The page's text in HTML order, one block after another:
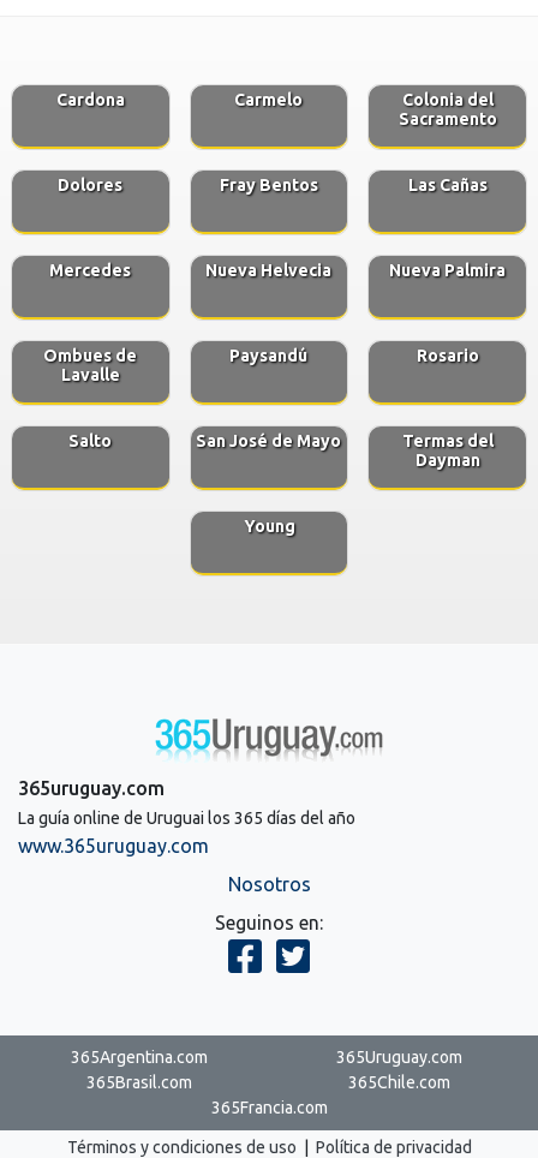
Cardona Carmelo
Colonia del
Sacramento
Dolores Fray Bentos Las Cañas
Mercedes Nueva Helvecia Nueva Palmira
Ombues de
Lavalle
Paysandú Rosario
Salto San José de Mayo
Termas del
Dayman
Young
365uruguay.com
La guía online de Uruguai los 365 días del año
www.365uruguay.com
Nosotros
Seguinos en:
365Argentina.com
365Uruguay.com
365Brasil.com
365Chile.com
365Francia.com
Términos y condiciones de uso Política de privacidad